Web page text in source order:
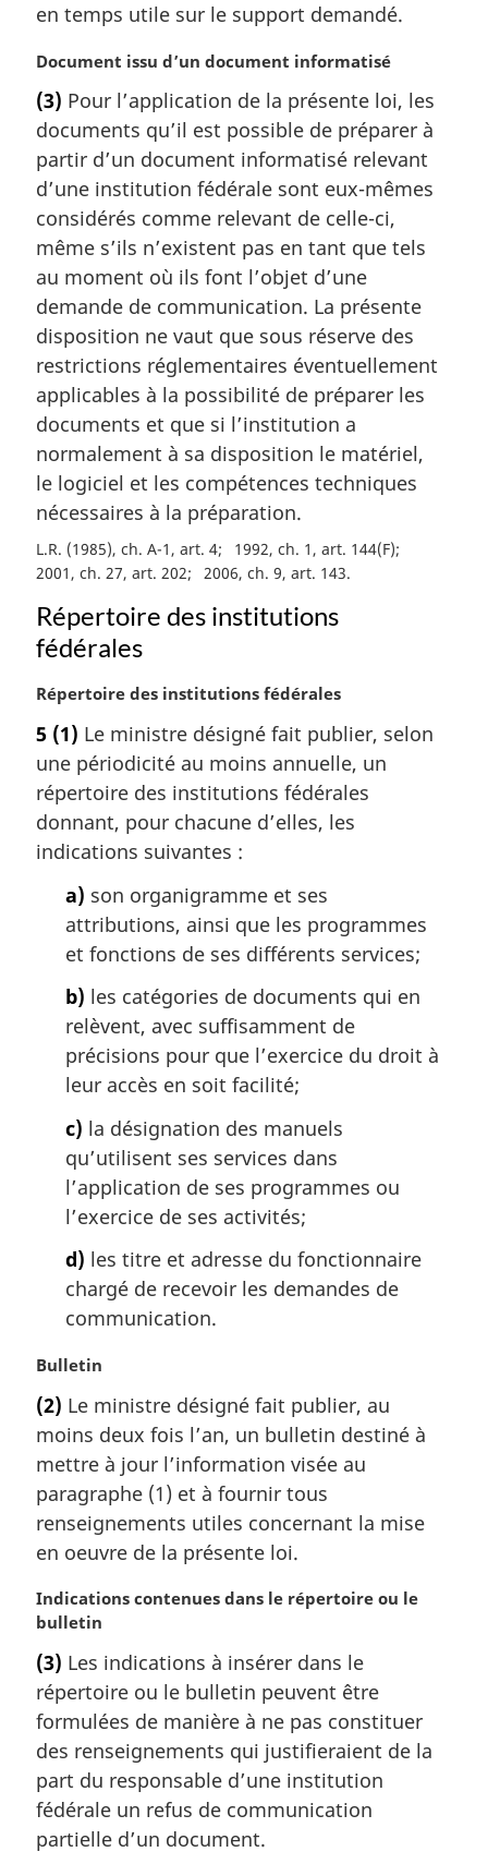
e
:
en temps utile sur le support demandé.
N
t
e
m
a
g
i
n
a
e
:
Document issu d’un document informatisé
(3) Pour l’application de la présente loi, les
documents qu’il est possible de préparer à
partir d’un document informatisé relevant
d’une institution fédérale sont eux-mêmes
considérés comme relevant de celle-ci,
même s’ils n’existent pas en tant que tels
au moment où ils font l’objet d’une
demande de communication. La présente
disposition ne vaut que sous réserve des
restrictions réglementaires éventuellement
applicables à la possibilité de préparer les
documents et que si l’institution a
normalement à sa disposition le matériel,
le logiciel et les compétences techniques
nécessaires à la préparation.
L.R. (1985), ch. A-1, art. 4
1992, ch. 1, art. 144(F)
2001, ch. 27, art. 202
2006, ch. 9, art. 143
Répertoire des institutions
fédérales
N
t
e
m
a
g
Répertoire des institutions fédérales
5 (1) Le ministre désigné fait publier, selon
une périodicité au moins annuelle, un
répertoire des institutions fédérales
donnant, pour chacune d’elles, les
indications suivantes :
a) son organigramme et ses
attributions, ainsi que les programmes
et fonctions de ses différents services;
b) les catégories de documents qui en
relèvent, avec suffisamment de
précisions pour que l’exercice du droit à
leur accès en soit facilité;
c) la désignation des manuels
qu’utilisent ses services dans
l’application de ses programmes ou
l’exercice de ses activités;
d) les titre et adresse du fonctionnaire
chargé de recevoir les demandes de
communication.
N
t
e
m
a
r
g
i
a
l
e
:
Bulletin
(2) Le ministre désigné fait publier, au
moins deux fois l’an, un bulletin destiné à
mettre à jour l’information visée au
paragraphe (1) et à fournir tous
renseignements utiles concernant la mise
en oeuvre de la présente loi.
N
o
e
m
a
r
i
n
a
Indications contenues dans le répertoire ou le
bulletin
(3) Les indications à insérer dans le
répertoire ou le bulletin peuvent être
formulées de manière à ne pas constituer
des renseignements qui justifieraient de la
part du responsable d’une institution
fédérale un refus de communication
partielle d’un document.